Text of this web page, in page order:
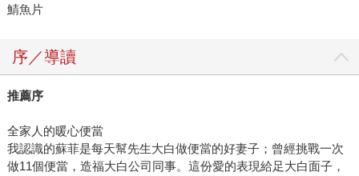
鯖魚片
序／導讀
推薦序
全家人的暖心便當
我認識的蘇菲是每天幫先生大白做便當的好妻子；曾經挑戰一次
做11個便當，造福大白公司同事。這份愛的表現給足大白面子，